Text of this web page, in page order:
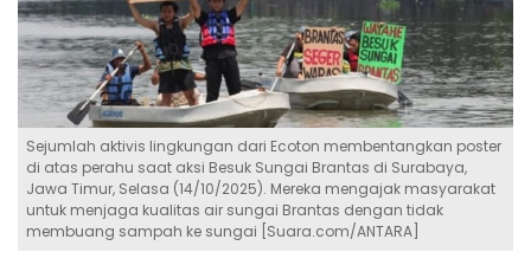
Sejumlah aktivis lingkungan dari Ecoton membentangkan poster
di atas perahu saat aksi Besuk Sungai Brantas di Surabaya,
Jawa Timur, Selasa (14/10/2025). Mereka mengajak masyarakat
untuk menjaga kualitas air sungai Brantas dengan tidak
membuang sampah ke sungai [Suara.com/ANTARA]